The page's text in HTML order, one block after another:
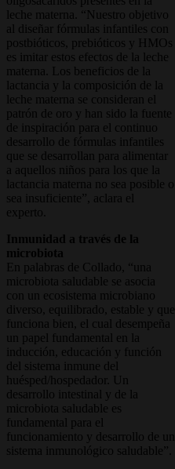
leche materna. “Nuestro objetivo
al diseñar fórmulas infantiles con
postbióticos, prebióticos y HMOs
es imitar estos efectos de la leche
materna. Los beneficios de la
lactancia y la composición de la
leche materna se consideran el
patrón de oro y han sido la fuente
de inspiración para el continuo
desarrollo de fórmulas infantiles
que se desarrollan para alimentar
a aquellos niños para los que la
lactancia materna no sea posible o
sea insuficiente”, aclara el
experto.
Inmunidad a través de la
microbiota
En palabras de Collado, “una
microbiota saludable se asocia
con un ecosistema microbiano
diverso, equilibrado, estable y que
funciona bien, el cual desempeña
un papel fundamental en la
inducción, educación y función
del sistema inmune del
huésped/hospedador. Un
desarrollo intestinal y de la
microbiota saludable es
fundamental para el
funcionamiento y desarrollo de un
sistema inmunológico saludable”.